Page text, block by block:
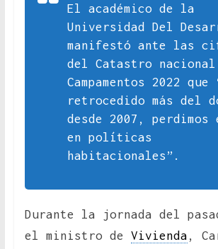
El académico de la
Universidad Del
manifestó ante las
del Catastro nacional
Campamentos 2022 que
retrocedido más del
desde 2007,
en políticas
habitacionales”.
Durante la jornada del
el ministro de Vivienda ,